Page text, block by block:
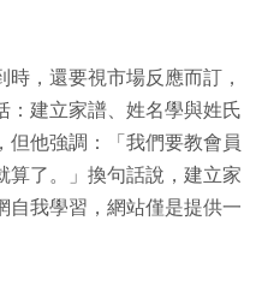
，還要視市場反應而訂，
：建立家譜、姓名學與姓氏
但他強調：「我們要教會員
算了。」換句話說，建立家
自我學習，網站僅是提供一